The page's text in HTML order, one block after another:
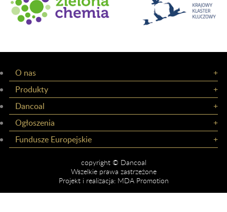
O nas
Produkty
Dancoal
Ogłoszenia
Fundusze Europejskie
copyright © Dancoal
Wszelkie prawa zastrzeżone
Projekt i realizacja: MDA Promotion